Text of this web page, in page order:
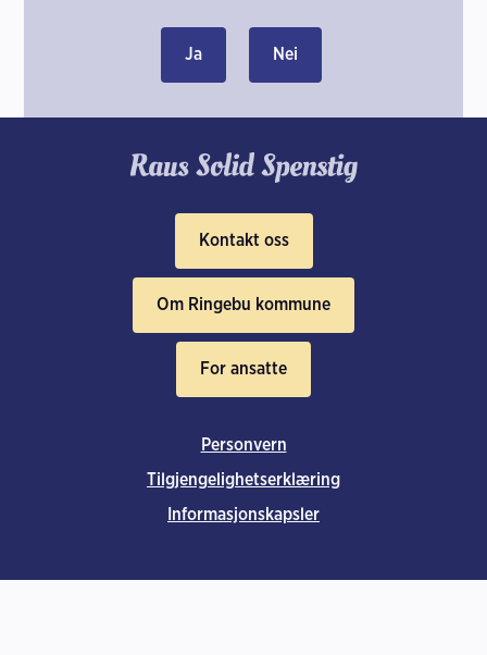
Ja Nei
Kontakt oss
Om Ringebu kommune
For ansatte
Personvern
Tilgjengelighetserklæring
Informasjonskapsler